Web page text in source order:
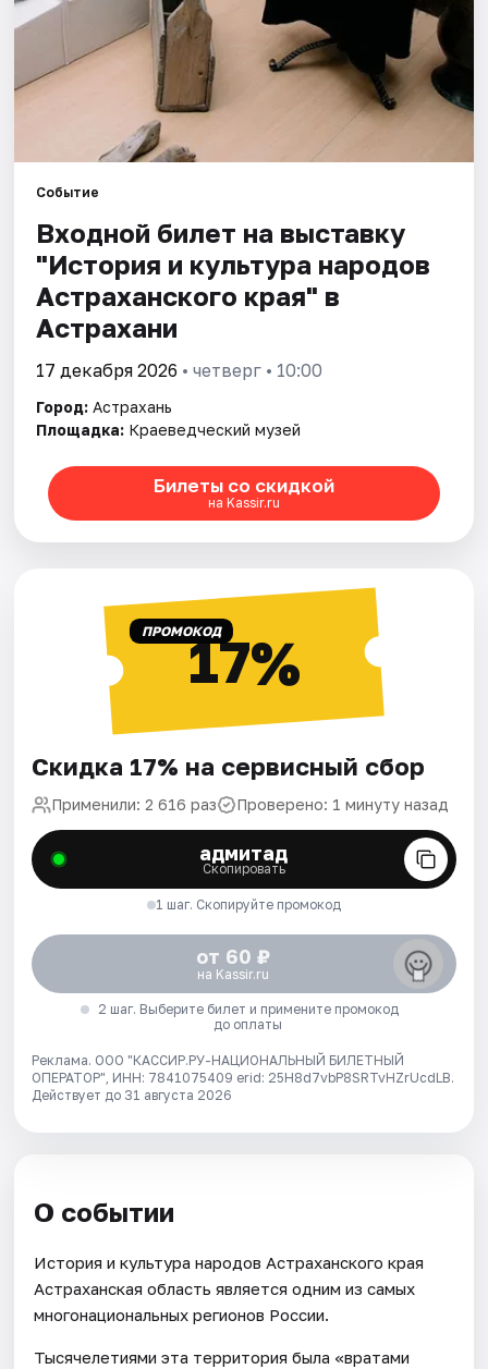
Событие
Входной билет на выставку
"История и культура народов
Астраханского края" в
Астрахани
17 декабря 2026 • четверг • 10:00
Город: Астрахань
Площадка: Краеведческий музей
Билеты со скидкой
на Kassir.ru
ПРОМОКОД17%
Скидка 17% на сервисный сбор
Применили: 2 616 раз Проверено: 1 минуту назад
адмитад
Скопировать
1 шаг. Скопируйте промокод
от 60 ₽
на Kassir.ru
2 шаг. Выберите билет и примените промокод
до оплаты
Реклама. ООО "КАССИР.РУ-НАЦИОНАЛЬНЫЙ БИЛЕТНЫЙ
ОПЕРАТОР", ИНН: 7841075409 erid: 25H8d7vbP8SRTvHZrUcdLB.
Действует до 31 августа 2026
О событии
История и культура народов Астраханского края
Астраханская область является одним из самых
многонациональных регионов России.
Тысячелетиями эта территория была «вратами